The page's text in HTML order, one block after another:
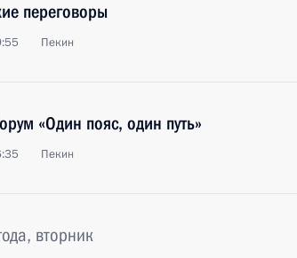
переговоры
Пекин
«Один пояс, один путь»
Пекин
вторник